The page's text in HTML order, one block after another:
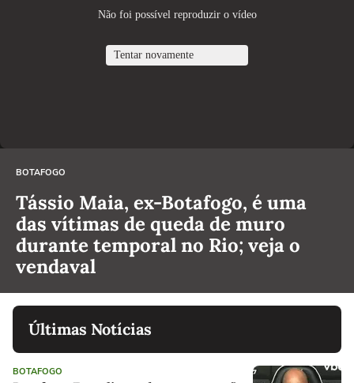
BOTAFOGO
Tássio Maia, ex-Botafogo, é uma
das vítimas de queda de muro
durante temporal no Rio; veja o
vendaval
Últimas Notícias
BOTAFOGO